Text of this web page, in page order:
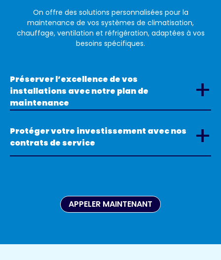
On offre des solutions personnalisées pour la
maintenance de vos systèmes de climatisation,
chauffage, ventilation et réfrigération, adaptées à vos
besoins spécifiques.
Préserver l’excellence de vos
installations avec notre plan de
maintenance
+
Protéger votre investissement avec nos
contrats de service
+
APPELER MAINTENANT